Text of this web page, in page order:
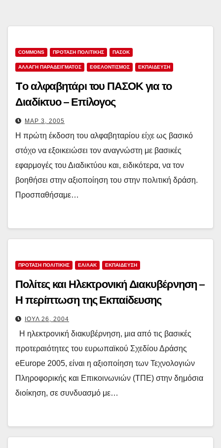
COMMONS ΠΡΟΤΑΣΗ ΠΟΛΙΤΙΚΗΣ ΠΑΣΟΚ
ΑΛΛΑΓΗ ΠΑΡΑΔΕΙΓΜΑΤΟΣ ΕΘΕΛΟΝΤΙΣΜΟΣ ΕΚΠΑΙΔΕΥΣΗ
Tο αλφαβητάρι του ΠΑΣΟΚ για το
Διαδίκτυο – Επίλογος
ΜΑΡ 3, 2005
Η πρώτη έκδοση του αλφαβηταρίου είχε ως βασικό
στόχο να εξοικειώσει τον αναγνώστη με βασικές
εφαρμογές του Διαδικτύου και, ειδικότερα, να τον
βοηθήσει στην αξιοποίηση του στην πολιτική δράση.
Προσπαθήσαμε…
ΠΡΟΤΑΣΗ ΠΟΛΙΤΙΚΗΣ ΕΛ/ΛΑΚ ΕΚΠΑΙΔΕΥΣΗ
Πολίτες και Ηλεκτρονική Διακυβέρνηση –
Η περίπτωση της Εκπαίδευσης
ΙΟΎΛ 26, 2004
Η ηλεκτρονική διακυβέρνηση, μια από τις βασικές
προτεραιότητες του ευρωπαϊκού Σχεδίου Δράσης
eEurope 2005, είναι η αξιοποίηση των Τεχνολογιών
Πληροφορικής και Επικοινωνιών (ΤΠΕ) στην δημόσια
διοίκηση, σε συνδυασμό με…